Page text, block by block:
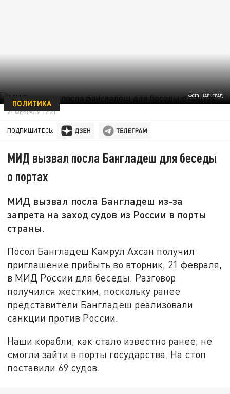
ФОТО: ЦАРЬГРАД
ПОЛИТИКА
21 ФЕВРАЛЯ 17:21
ПОДПИШИТЕСЬ:
МИД вызвал посла Бангладеш для беседы
о портах
МИД вызвал посла Бангладеш из-за
запрета на заход судов из России в порты
страны.
Посол Бангладеш Камрул Ахсан получил
приглашение прибыть во вторник, 21 февраля,
в МИД России для беседы. Разговор
получился жёстким, поскольку ранее
представители Бангладеш реализовали
санкции против России.
Наши корабли, как стало известно ранее, не
смогли зайти в порты государства. На стоп
поставили 69 судов.